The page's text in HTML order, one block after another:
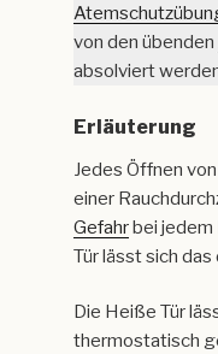
von den übenden
absolviert
Erläuterung
Jedes Öffnen
einer
Gefahrbei jedem
Tür lässt sich
Die Heiße Tür
thermostatisch